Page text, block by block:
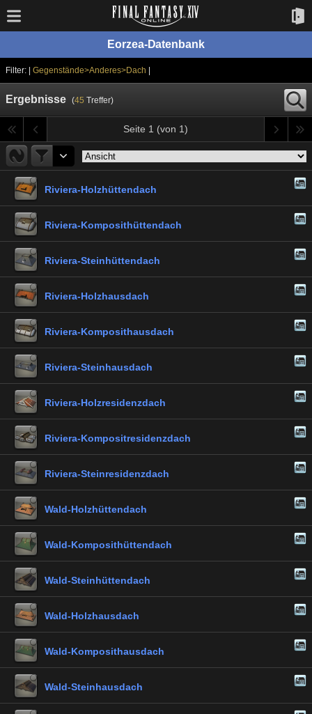
Eorzea-Datenbank
Filter: | Gegenstände>Anderes>Dach
Ergebnisse (45 Treffer)
Seite 1 (von 1)
Riviera-Holzhüttendach
Riviera-Komposithüttendach
Riviera-Steinhüttendach
Riviera-Holzhausdach
Riviera-Komposithausdach
Riviera-Steinhausdach
Riviera-Holzresidenzdach
Riviera-Kompositresidenzdach
Riviera-Steinresidenzdach
Wald-Holzhüttendach
Wald-Komposithüttendach
Wald-Steinhüttendach
Wald-Holzhausdach
Wald-Komposithausdach
Wald-Steinhausdach